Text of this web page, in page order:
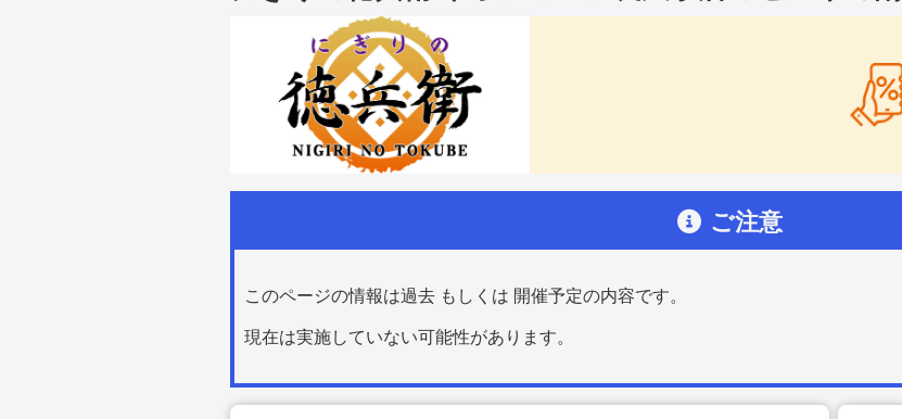
ご注意
このページの情報は過去 もしくは 開催予定の内容です。
現在は実施していない可能性があります。